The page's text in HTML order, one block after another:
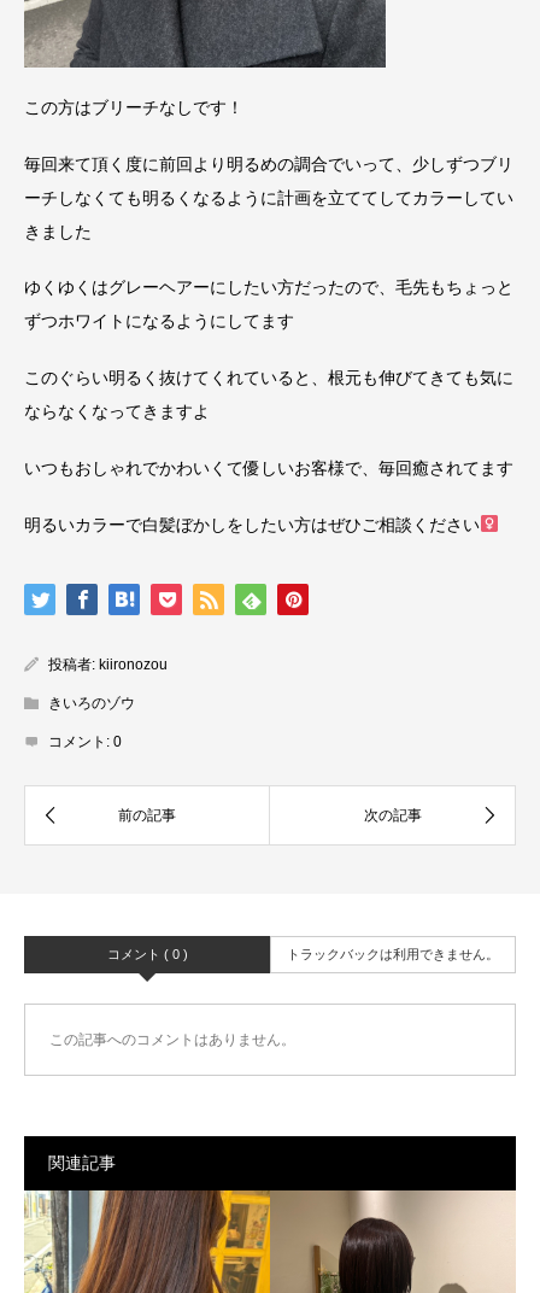
この方はブリーチなしです！
毎回来て頂く度に前回より明るめの調合でいって、少しずつブリ
ーチしなくても明るくなるように計画を立ててしてカラーしてい
きました
ゆくゆくはグレーヘアーにしたい方だったので、毛先もちょっと
ずつホワイトになるようにしてます
このぐらい明るく抜けてくれていると、根元も伸びてきても気に
ならなくなってきますよ
いつもおしゃれでかわいくて優しいお客様で、毎回癒されてます
明るいカラーで白髪ぼかしをしたい方はぜひご相談ください‍
投稿者: kiironozou
きいろのゾウ
コメント: 0
コメント ( 0 ) トラックバックは利用できません。
この記事へのコメントはありません。
関連記事